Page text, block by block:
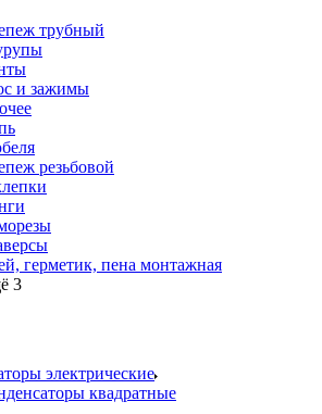
трубный
и зажимы
резьбовой
герметик, пена монтажная
3
электрические
квадратные